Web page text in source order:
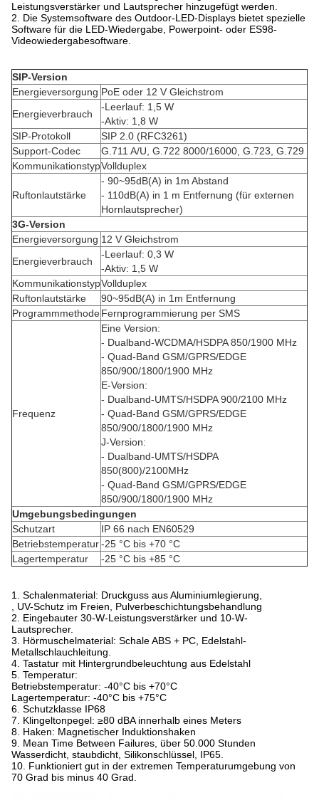
Leistungsverstärker und Lautsprecher hinzugefügt werden.
2. Die Systemsoftware des Outdoor-LED-Displays bietet spezielle
Software für die LED-Wiedergabe, Powerpoint- oder ES98-
Videowiedergabesoftware.
SIP-Version
Energieversorgung PoE oder 12 V Gleichstrom
Energieverbrauch
-Leerlauf: 1,5 W
-Aktiv: 1,8 W
SIP-Protokoll
SIP 2.0 (RFC3261)
Support-Codec
G.711 A/U, G.722 8000/16000, G.723, G.729
KommunikationstypVollduplex
Ruftonlautstärke
- 90~95dB(A) in 1m Abstand
- 110dB(A) in 1 m Entfernung (für externen
Hornlautsprecher)
3G-Version
Energieversorgung 12 V Gleichstrom
Energieverbrauch
-Leerlauf: 0,3 W
-Aktiv: 1,5 W
KommunikationstypVollduplex
Ruftonlautstärke
90~95dB(A) in 1m Entfernung
ProgrammmethodeFernprogrammierung per SMS
Frequenz
Eine Version:
- Dualband-WCDMA/HSDPA 850/1900 MHz
- Quad-Band GSM/GPRS/EDGE
850/900/1800/1900 MHz
E-Version:
- Dualband-UMTS/HSDPA 900/2100 MHz
- Quad-Band GSM/GPRS/EDGE
850/900/1800/1900 MHz
J-Version:
- Dualband-UMTS/HSDPA
850(800)/2100MHz
- Quad-Band GSM/GPRS/EDGE
850/900/1800/1900 MHz
Umgebungsbedingungen
Schutzart
IP 66 nach EN60529
Betriebstemperatur-25 °C bis +70 °C
Lagertemperatur
-25 °C bis +85 °C
1. Schalenmaterial: Druckguss aus Aluminiumlegierung,
, UV-Schutz im Freien, Pulverbeschichtungsbehandlung
2. Eingebauter 30-W-Leistungsverstärker und 10-W-
Lautsprecher.
3. Hörmuschelmaterial: Schale ABS + PC, Edelstahl-
Metallschlauchleitung.
4. Tastatur mit Hintergrundbeleuchtung aus Edelstahl
5. Temperatur:
Betriebstemperatur: -40°C bis +70°C
Lagertemperatur: -40°C bis +75°C
6. Schutzklasse IP68
7. Klingeltonpegel: ≥80 dBA innerhalb eines Meters
8. Haken: Magnetischer Induktionshaken
9. Mean Time Between Failures, über 50.000 Stunden
Wasserdicht, staubdicht, Silikonschlüssel, IP65.
10. Funktioniert gut in der extremen Temperaturumgebung von
70 Grad bis minus 40 Grad.